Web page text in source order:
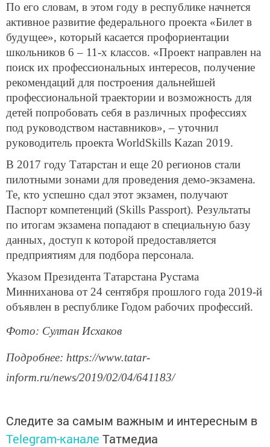
По его словам, в этом году в республике начнется
активное развитие федерального проекта «Билет в
будущее», который касается профориентации
школьников 6 – 11-х классов. «Проект направлен на
поиск их профессиональных интересов, получение
рекомендаций для построения дальнейшей
профессиональной траектории и возможность для
детей попробовать себя в различных профессиях
под руководством наставников», – уточнил
руководитель проекта WorldSkills Kazan 2019.
В 2017 году Татарстан и еще 20 регионов стали
пилотными зонами для проведения демо-экзамена.
Те, кто успешно сдал этот экзамен, получают
Паспорт компетенций (Skills Passport). Результаты
по итогам экзамена попадают в специальную базу
данных, доступ к которой предоставляется
предприятиям для подбора персонала.
Указом Президента Татарстана Рустама
Минниханова от 24 сентября прошлого года 2019-й
объявлен в республике Годом рабочих профессий.
Фото: Султан Исхаков
Подробнее: https://www.tatar-
inform.ru/news/2019/02/04/641183/
Следите за самым важным и интересным в
Telegram-канале Татмедиа